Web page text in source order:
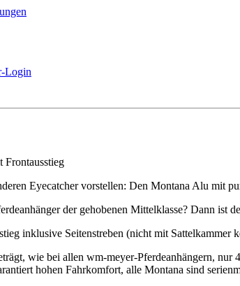
Login
Eyecatcher vorstellen: Den Montana Alu mit
der gehobenen Mittelklasse? Dann ist
in­klusive Seitenstreben (nicht mit Sattelkam­mer
wie bei allen wm-meyer-Pferdeanhängern,
hohen Fahrkomfort, alle Montana sind